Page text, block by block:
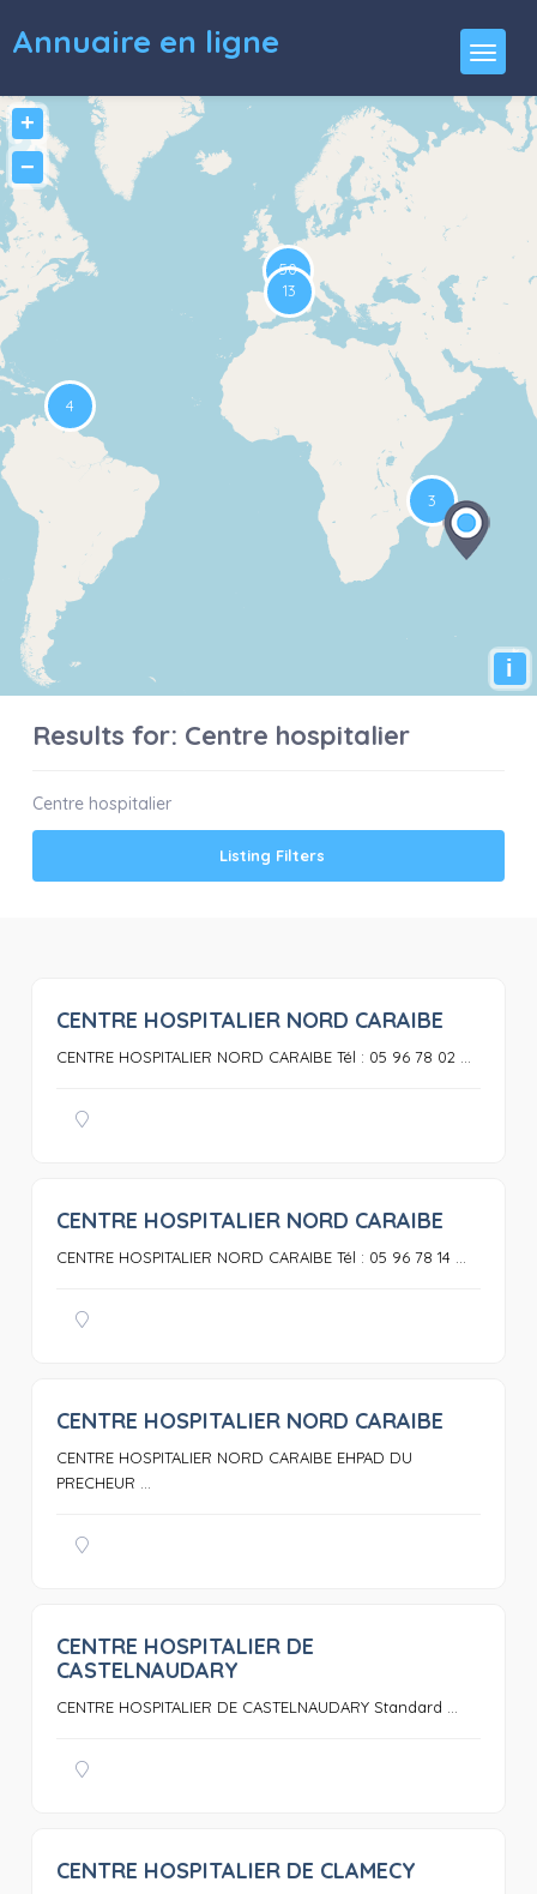
Annuaire en ligne
+
−
i
Results for: Centre hospitalier
Centre hospitalier
Listing Filters
0
CENTRE HOSPITALIER NORD CARAIBE
CENTRE HOSPITALIER NORD CARAIBE Tél : 05 96 78 02 ...
0
CENTRE HOSPITALIER NORD CARAIBE
CENTRE HOSPITALIER NORD CARAIBE Tél : 05 96 78 14 ...
0
CENTRE HOSPITALIER NORD CARAIBE
CENTRE HOSPITALIER NORD CARAIBE EHPAD DU
PRECHEUR ...
CENTRE HOSPITALIER DE
CASTELNAUDARY
CENTRE HOSPITALIER DE CASTELNAUDARY Standard ...
CENTRE HOSPITALIER DE CLAMECY